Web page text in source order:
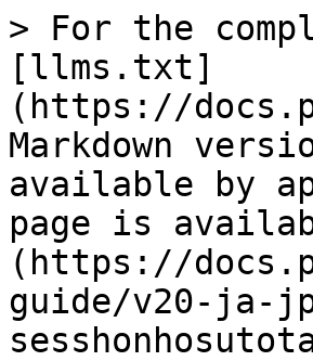
> For the
[llms.txt]
(https://
Markdown
available by
page is
(https://
guide/v20-ja-